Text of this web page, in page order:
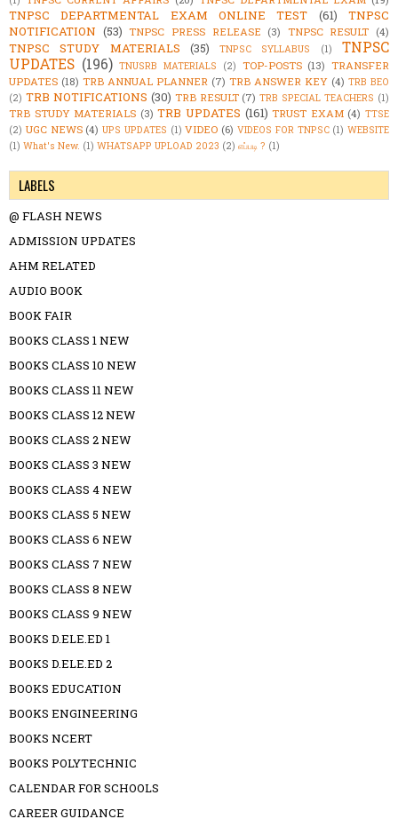
TNPSC DEPARTMENTAL EXAM ONLINE TEST (61)
TNPSC
NOTIFICATION (53) TNPSC PRESS RELEASE (3) TNPSC RESULT (4)
TNPSC STUDY MATERIALS (35) TNPSC SYLLABUS (1)
TNPSC
UPDATES (196) TNUSRB MATERIALS (2) TOP-POSTS (13) TRANSFER
UPDATES (18) TRB ANNUAL PLANNER (7) TRB ANSWER KEY (4) TRB BEO
(2) TRB NOTIFICATIONS (30) TRB RESULT (7) TRB SPECIAL TEACHERS (1)
TRB STUDY MATERIALS (3) TRB UPDATES (161) TRUST EXAM (4) TTSE
(2) UGC NEWS (4) UPS UPDATES (1) VIDEO (6) VIDEOS FOR TNPSC (1) WEBSITE
(1) What's New. (1) WHATSAPP UPLOAD 2023 (2) எப்படி ? (1)
LABELS
@ FLASH NEWS
ADMISSION UPDATES
AHM RELATED
AUDIO BOOK
BOOK FAIR
BOOKS CLASS 1 NEW
BOOKS CLASS 10 NEW
BOOKS CLASS 11 NEW
BOOKS CLASS 12 NEW
BOOKS CLASS 2 NEW
BOOKS CLASS 3 NEW
BOOKS CLASS 4 NEW
BOOKS CLASS 5 NEW
BOOKS CLASS 6 NEW
BOOKS CLASS 7 NEW
BOOKS CLASS 8 NEW
BOOKS CLASS 9 NEW
BOOKS D.ELE.ED 1
BOOKS D.ELE.ED 2
BOOKS EDUCATION
BOOKS ENGINEERING
BOOKS NCERT
BOOKS POLYTECHNIC
CALENDAR FOR SCHOOLS
CAREER GUIDANCE